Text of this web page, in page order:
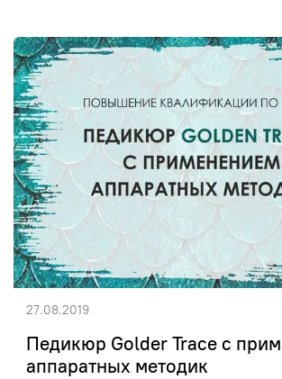
Педикюр Golder Trace c
аппаратных методик
27.08.2019